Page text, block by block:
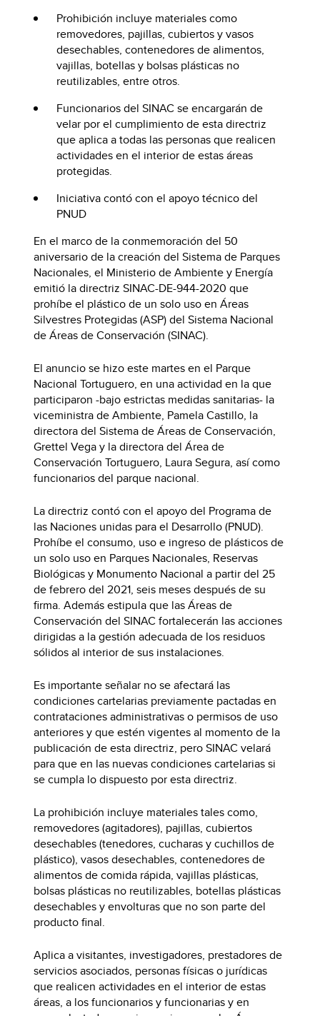
Prohibición incluye materiales como
removedores, pajillas, cubiertos y vasos
desechables, contenedores de alimentos,
vajillas, botellas y bolsas plásticas no
reutilizables, entre otros.
Funcionarios del SINAC se encargarán de
velar por el cumplimiento de esta directriz
que aplica a todas las personas que realicen
actividades en el interior de estas áreas
protegidas.
Iniciativa contó con el apoyo técnico del
PNUD
En el marco de la conmemoración del 50
aniversario de la creación del Sistema de Parques
Nacionales, el Ministerio de Ambiente y Energía
emitió la directriz SINAC-DE-944-2020 que
prohíbe el plástico de un solo uso en Áreas
Silvestres Protegidas (ASP) del Sistema Nacional
de Áreas de Conservación (SINAC).
El anuncio se hizo este martes en el Parque
Nacional Tortuguero, en una actividad en la que
participaron -bajo estrictas medidas sanitarias- la
viceministra de Ambiente, Pamela Castillo, la
directora del Sistema de Áreas de Conservación,
Grettel Vega y la directora del Área de
Conservación Tortuguero, Laura Segura, así como
funcionarios del parque nacional.
La directriz contó con el apoyo del Programa de
las Naciones unidas para el Desarrollo (PNUD).
Prohíbe el consumo, uso e ingreso de plásticos de
un solo uso en Parques Nacionales, Reservas
Biológicas y Monumento Nacional a partir del 25
de febrero del 2021, seis meses después de su
firma. Además estipula que las Áreas de
Conservación del SINAC fortalecerán las acciones
dirigidas a la gestión adecuada de los residuos
sólidos al interior de sus instalaciones.
Es importante señalar no se afectará las
condiciones cartelarias previamente pactadas en
contrataciones administrativas o permisos de uso
anteriores y que estén vigentes al momento de la
publicación de esta directriz, pero SINAC velará
para que en las nuevas condiciones cartelarias si
se cumpla lo dispuesto por esta directriz.
La prohibición incluye materiales tales como,
removedores (agitadores), pajillas, cubiertos
desechables (tenedores, cucharas y cuchillos de
plástico), vasos desechables, contenedores de
alimentos de comida rápida, vajillas plásticas,
bolsas plásticas no reutilizables, botellas plásticas
desechables y envolturas que no son parte del
producto final.
Aplica a visitantes, investigadores, prestadores de
servicios asociados, personas físicas o jurídicas
que realicen actividades en el interior de estas
áreas, a los funcionarios y funcionarias y en